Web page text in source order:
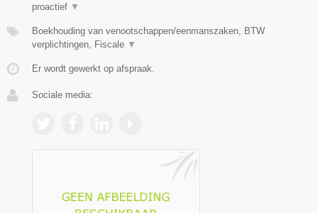
proactief ▼
Boekhouding van venootschappen/eenmanszaken, BTW
verplichtingen, Fiscale ▼
Er wordt gewerkt op afspraak.
Sociale media: